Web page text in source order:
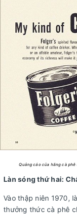
Quảng cáo của hãng cà
Làn sóng thứ hai:
Vào thập niên 1970,
thưởng thức cà phê